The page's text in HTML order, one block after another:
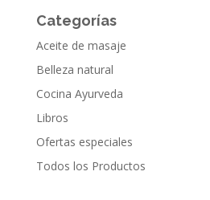
Categorías
Aceite de masaje
Belleza natural
Cocina Ayurveda
Libros
Ofertas especiales
Todos los Productos